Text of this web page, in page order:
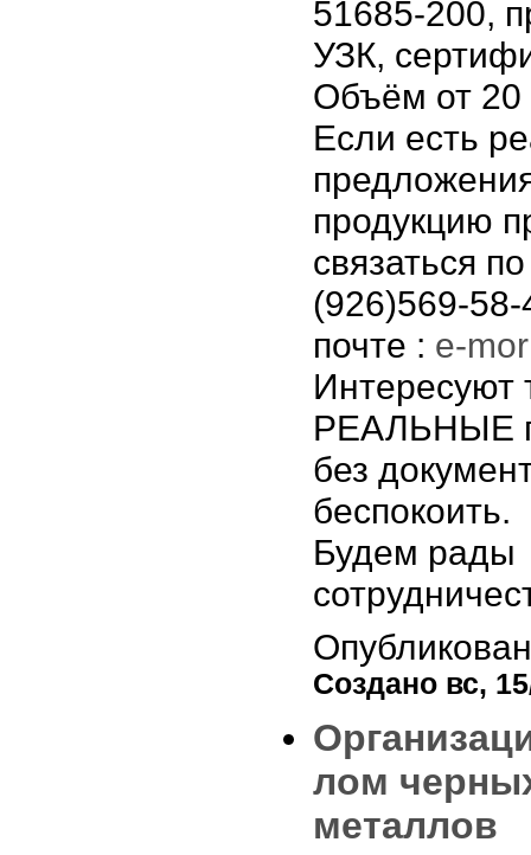
51685-200,
УЗК,
Объём от 20
Если есть
продукцию
связаться
(926)569-
почте : e-
Интересуют
РЕАЛЬНЫЕ
без
беспокоить.
Будем рады
Создано вс,
лом
металлов